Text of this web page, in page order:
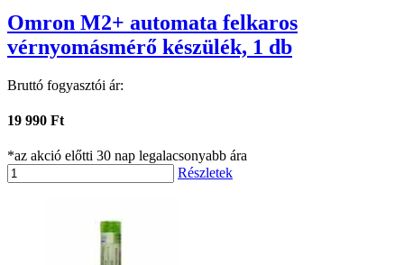
Omron M2+ automata felkaros
vérnyomásmérő készülék, 1 db
Bruttó fogyasztói ár:
19 990 Ft
*az akció előtti 30 nap legalacsonyabb ára
Részletek